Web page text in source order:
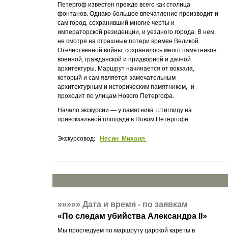
Петергоф известен прежде всего как столица
фонтанов. Однако большое впечатление производит и
сам город, сохранивший многие черты и
императорской резиденции, и уездного города. В нем,
не смотря на страшные потери времен Великой
Отечественной войны, сохранилось много памятников
военной, гражданской и придворной и дачной
архитектуры. Маршрут начинается от вокзала,
который и сам является замечательным
архитектурным и историческим памятником,- и
проходит по улицам Нового Петергофа.
Начало экскурсии — у памятника Штиглицу на
привокзальной площади в Новом Петергофе
Экскурсовод: Несин Михаил
»»»»»Дата и время - по заявкам
« По следам убийства Александра II»
Мы проследуем по маршруту царской кареты в